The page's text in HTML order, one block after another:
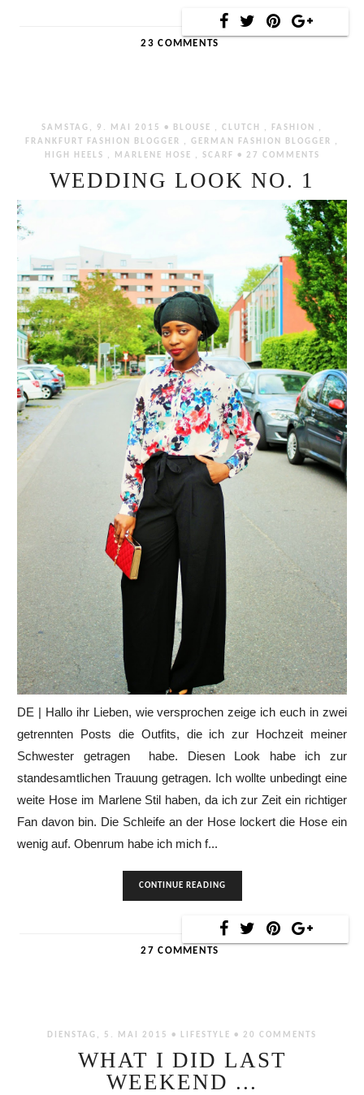
23 COMMENTS
SAMSTAG, 9. MAI 2015 • BLOUSE , CLUTCH , FASHION ,
FRANKFURT FASHION BLOGGER , GERMAN FASHION BLOGGER ,
HIGH HEELS
, MARLENE HOSE , SCARF • 27 COMMENTS
WEDDING LOOK NO. 1
DE | Hallo ihr Lieben, wie versprochen zeige ich euch in zwei
getrennten Posts die Outfits, die ich zur Hochzeit meiner
Schwester getragen habe. Diesen Look habe ich zur
standesamtlichen Trauung getragen. Ich wollte unbedingt eine
weite Hose im Marlene Stil haben, da ich zur Zeit ein richtiger
Fan davon bin. Die Schleife an der Hose lockert die Hose ein
wenig auf. Obenrum habe ich mich f...
CONTINUE READING
27 COMMENTS
DIENSTAG, 5. MAI 2015 • LIFESTYLE • 20 COMMENTS
WHAT I DID LAST
WEEKEND ...